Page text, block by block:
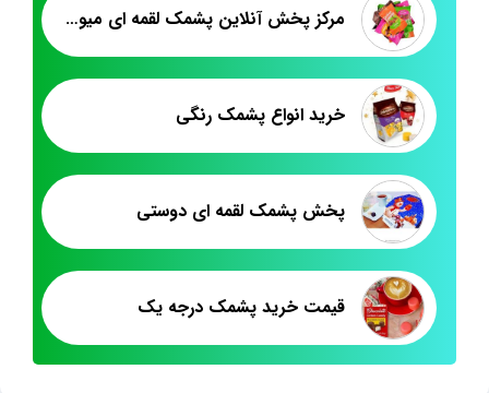
مرکز پخش آنلاین پشمک لقمه ای میوه ای
خرید انواع پشمک رنگی
پخش پشمک لقمه ای دوستی
قیمت خرید پشمک درجه یک